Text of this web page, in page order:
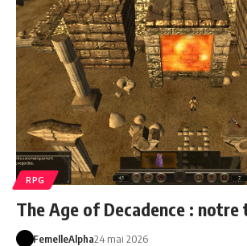
RPG
The Age of Decadence : notre
FemelleAlpha24 mai 2026